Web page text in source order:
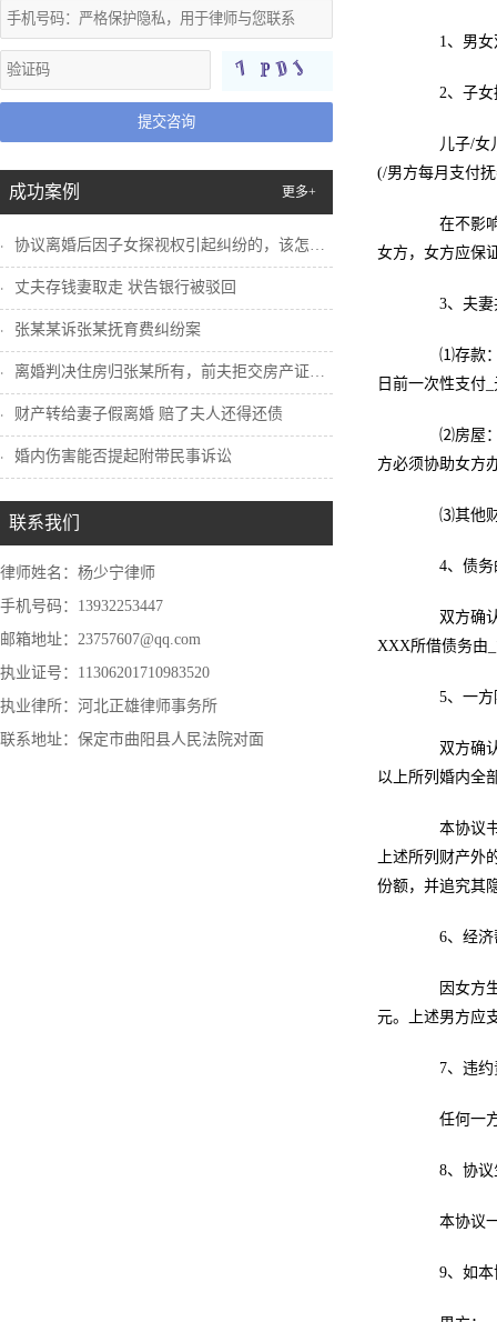
提交咨询
成功案例 更多+
协议离婚后因子女探视权引起纠纷的，该怎么...
丈夫存钱妻取走 状告银行被驳回
张某某诉张某抚育费纠纷案
离婚判决住房归张某所有，前夫拒交房产证怎...
财产转给妻子假离婚 赔了夫人还得还债
婚内伤害能否提起附带民事诉讼
联系我们
律师姓名：杨少宁律师
手机号码：13932253447
邮箱地址：23757607@qq.com
执业证号：11306201710983520
执业律所：河北正雄律师事务所
联系地址：保定市曲阳县人民法院对面
1、男女
2、子女
儿子/女儿
(/男方每月支付
在不影响
女方，女方应保
3、夫妻
⑴存款：双
日前一次性支付
⑵房屋：夫
方必须协助女方
⑶其他财产
4、债务
双方确认
XXX所借债务
5、一方隐
双方确认
以上所列婚内全
本协议书
上述所列财产
份额，并追究其
6、经济
因女方生
元。上述男方应
7、违约
任何一方
8、协议
本协议一
9、如本协